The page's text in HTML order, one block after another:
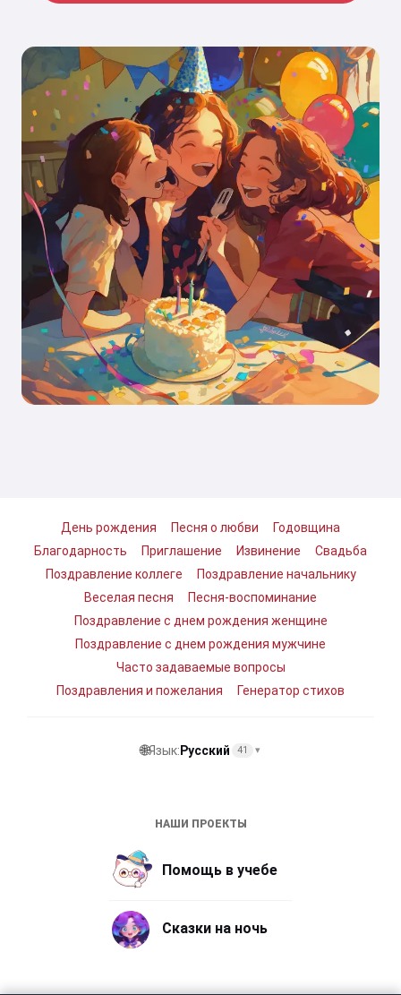
День рождения Песня о любви
Годовщина
Благодарность
Приглашение Извинение
Свадьба
Поздравление коллеге
Поздравление начальнику
Веселая песня
Песня-воспоминание
Поздравление с днем рождения женщине
Поздравление с днем рождения мужчине
Часто задаваемые вопросы
Поздравления и пожелания
Генератор стихов
🌐Язык: Русский 41 ▾
НАШИ ПРОЕКТЫ
Помощь в учебе
Сказки на ночь